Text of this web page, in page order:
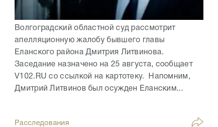
Волгоградский областной суд рассмотрит
апелляционную жалобу бывшего главы
Еланского района Дмитрия Литвинова.
Заседание назначено на 25 августа, сообщает
V102.RU со ссылкой на картотеку. Напомним,
Дмитрий Литвинов был осужден Еланским...
Расследования